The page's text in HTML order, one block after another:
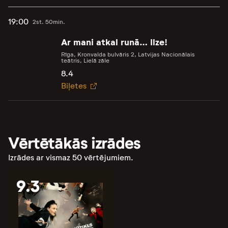
19:00 2st. 50min.
Ar mani atkal runā… Ilze!
Rīga, Kronvalda bulvāris 2, Latvijas Nacionālais
teātris, Lielā zāle
8.4
Biļetes
Vērtētākās izrādes
Izrādes ar vismaz 50 vērtējumiem.
9.3